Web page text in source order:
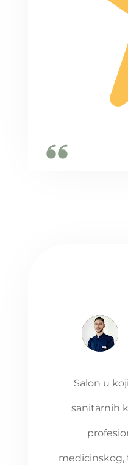
Salon u
sanitarnih
medicinskog,